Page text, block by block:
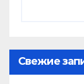
Свежие